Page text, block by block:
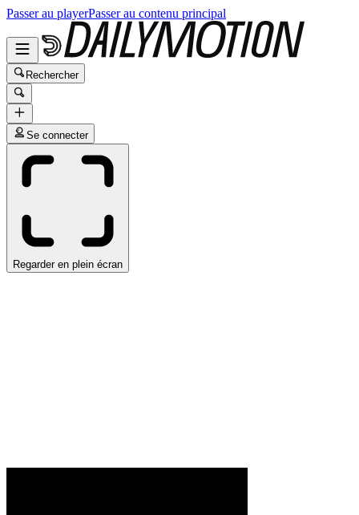
Passer au playerPasser au contenu principal
Rechercher
Se connecter
Regarder en plein écran